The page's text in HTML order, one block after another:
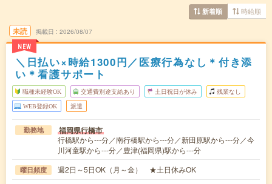
新着順 時給順
未読
NEW
掲載日 2026/08/07
＼日払い×時給1300円／医療行為なし＊付き添
い＊看護サポート
職種未経験OK 交通費別途支給あり 土日祝日が休み 残業なし
WEB登録OK 派遣
勤務地 福岡県行橋市
行橋駅から---分／南行橋駅から---分／新田原駅から---分／今
川河童駅から---分／豊津(福岡県)駅から---分
曜日頻度 週2日～5日OK（月～金） ★土日休みOK